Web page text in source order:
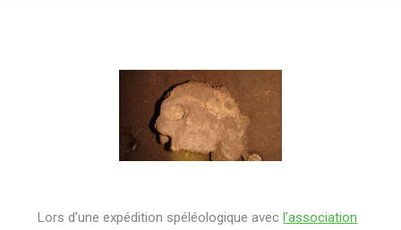
Lors d’une expédition spéléologique avecl’association